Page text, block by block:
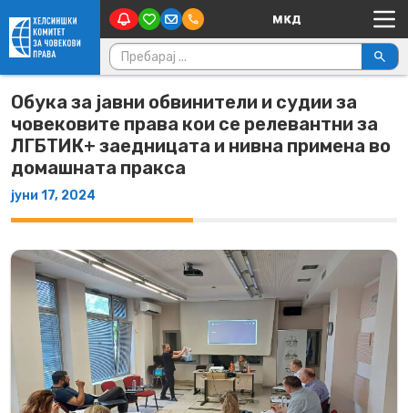
Skip to content Main Navigation
Пребарувај за:
Обука за јавни обвинители и судии за
човековите права кои се релевантни за
ЛГБТИК+ заедницата и нивна примена во
домашната пракса
јуни 17, 2024